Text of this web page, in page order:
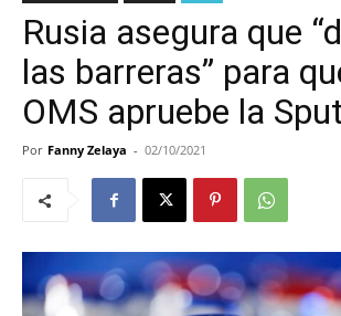
Rusia asegura que
las barreras” para
OMS apruebe la
Por Fanny Zelaya - 02/10/2021